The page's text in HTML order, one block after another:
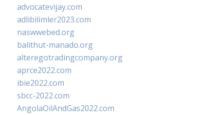
advocatevijay.com
adlibilimler2023.com
naswwebed.org
balithut-manado.org
alteregotradingcompany.org
aprce2022.com
ibie2022.com
sbcc-2022.com
AngolaOilAndGas2022.com